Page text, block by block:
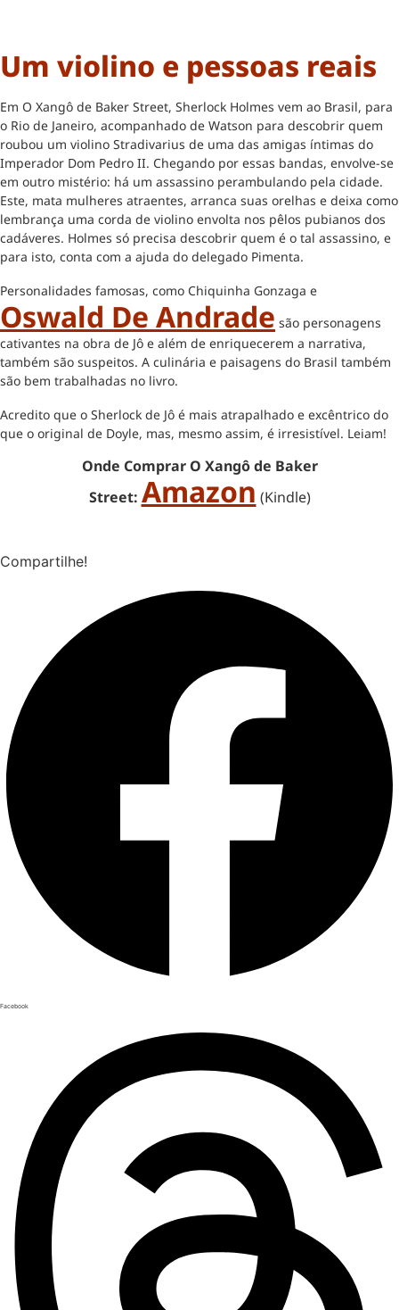
Um violino e pessoas reais
Em O Xangô de Baker Street, Sherlock Holmes vem ao Brasil, para
o Rio de Janeiro, acompanhado de Watson para descobrir quem
roubou um violino Stradivarius de uma das amigas íntimas do
Imperador Dom Pedro II. Chegando por essas bandas, envolve-se
em outro mistério: há um assassino perambulando pela cidade.
Este, mata mulheres atraentes, arranca suas orelhas e deixa como
lembrança uma corda de violino envolta nos pêlos pubianos dos
cadáveres. Holmes só precisa descobrir quem é o tal assassino, e
para isto, conta com a ajuda do delegado Pimenta.
Personalidades famosas, como Chiquinha Gonzaga e
Oswald De Andrade são personagens
cativantes na obra de Jô e além de enriquecerem a narrativa,
também são suspeitos. A culinária e paisagens do Brasil também
são bem trabalhadas no livro.
Acredito que o Sherlock de Jô é mais atrapalhado e excêntrico do
que o original de Doyle, mas, mesmo assim, é irresistível. Leiam!
Onde Comprar O Xangô de Baker
Street: Amazon (Kindle)
Compartilhe!
Facebook